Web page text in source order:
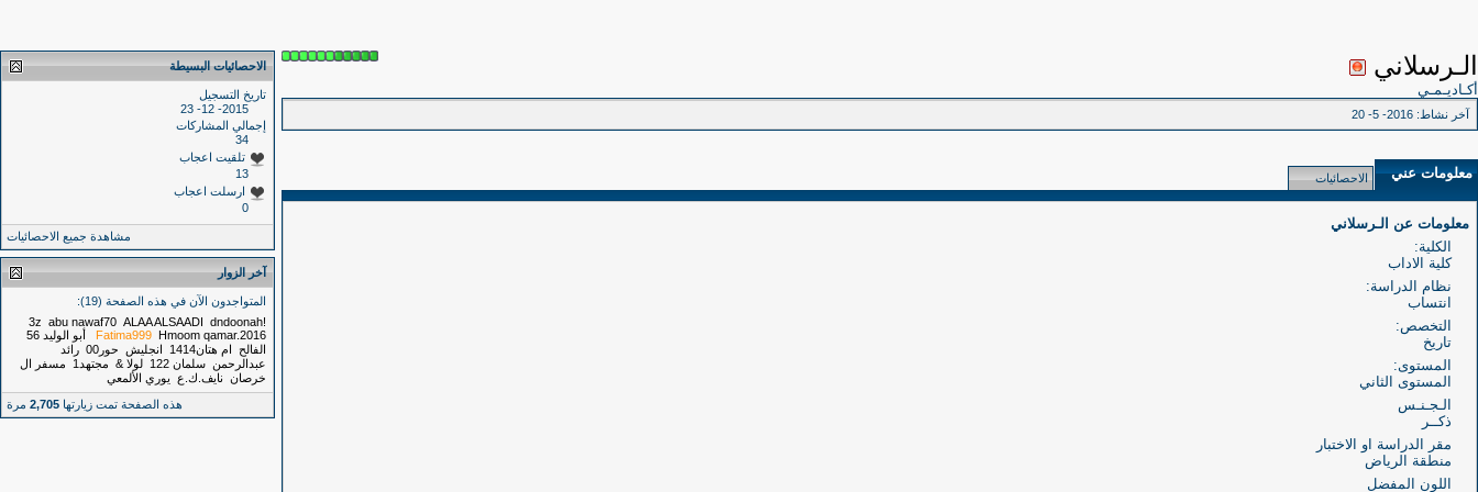
الـرسلاني
أكـاديـمـي
آخر نشاط:
معلومات عني الاحصائيات
معلومات عن الـرسلاني
الكلية:
كلية الاداب
نظام الدراسة:
انتساب
التخصص:
تاريخ
المستوى:
المستوى الثاني
الـجـنـس
ذكــر
مقر الدراسة او الاختبار
منطقة الرياض
اللون المفضل
الاحصائيات البسيطة
تاريخ التسجيل
2015- 12- 23
إجمالي المشاركات
34
تلقيت اعجاب
13
ارسلت اعجاب
0
مشاهدة جميع الاحصائيات
آخر الزوار
المتواجدون الآن في هذه الصفحة (19):
!3z
abu nawaf70 ALAA ALSAADI dndoonah
Fatima999 Hmoom qamar.2016
أبو الوليد 56
الفالح ام هتان1414 انجليش حور00
رائد
عبدالرحمن سلمان 122 لولا & مجتهد1
مسفر ال
خرصان نايف.ك.ع
يوري الألمعي
هذه الصفحة تمت زيارتها 2,705 مرة